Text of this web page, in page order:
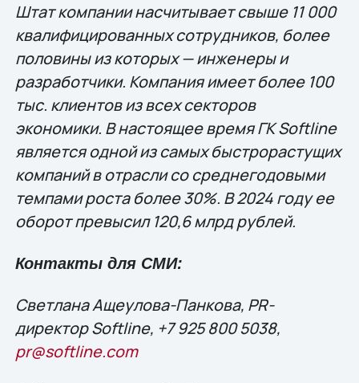
Штат компании насчитывает свыше 11 000
квалифицированных сотрудников, более
половины из которых — инженеры и
разработчики. Компания имеет более 100
тыс. клиентов из всех секторов
экономики. В настоящее время ГК Softline
является одной из самых быстрорастущих
компаний в отрасли со среднегодовыми
темпами роста более 30%. В 2024 году ее
оборот превысил 120,6 млрд рублей.
Контакты для СМИ:
Светлана Ащеулова-Панкова, PR-
директор Softline, +7 925 800 5038,
pr@softline.com